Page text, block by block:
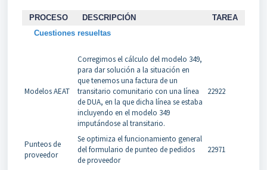
PROCESO DESCRIPCIÓN
TAREA
Cuestiones resueltas
Modelos AEAT
Corregimos el cálculo del modelo 349,
para dar solución a la situación en
que tenemos una factura de un
transitario comunitario con una línea
de DUA, en la que dicha línea se estaba
incluyendo en el modelo 349
imputándose al transitario.
22922
Punteos de
proveedor
Se optimiza el funcionamiento general
del formulario de punteo de pedidos
de proveedor
22971